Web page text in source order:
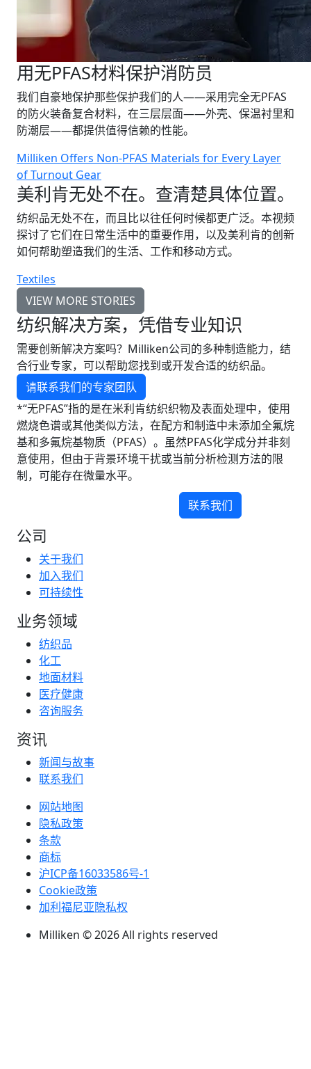
用无PFAS材料保护消防员
我们自豪地保护那些保护我们的人——采用完全无PFAS
的防火装备复合材料，在三层层面——外壳、保温衬里和
防潮层——都提供值得信赖的性能。
Milliken Offers Non-PFAS Materials for Every Layer
of Turnout Gear
美利肯无处不在。查清楚具体位置。
纺织品无处不在，而且比以往任何时候都更广泛。本视频
探讨了它们在日常生活中的重要作用，以及美利肯的创新
如何帮助塑造我们的生活、工作和移动方式。
Textiles
VIEW MORE STORIES
纺织解决方案，凭借专业知识
需要创新解决方案吗？Milliken公司的多种制造能力，结
合行业专家，可以帮助您找到或开发合适的纺织品。
请联系我们的专家团队
*“无PFAS”指的是在米利肯纺织织物及表面处理中，使用
燃烧色谱或其他类似方法，在配方和制造中未添加全氟烷
基和多氟烷基物质（PFAS）。虽然PFAS化学成分并非刻
意使用，但由于背景环境干扰或当前分析检测方法的限
制，可能存在微量水平。
联系我们
公司
关于我们
加入我们
可持续性
业务领域
纺织品
化工
地面材料
医疗健康
咨询服务
资讯
新闻与故事
联系我们
网站地图
隐私政策
条款
商标
沪ICP备16033586号-1
Cookie政策
加利福尼亚隐私权
Milliken © 2026 All rights reserved